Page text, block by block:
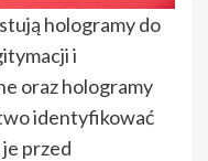
hologramy do
i
oraz hologramy
identyfikować
przed